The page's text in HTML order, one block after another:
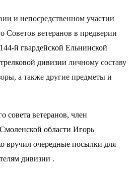
и непосредственном участии
Советов ветеранов в предверии
144-й гвардейской Ельнинской
дивизии личному составу
а также другие предметы и
совета ветеранов, член
области Игорь
вручил очередные посылки для
дивизии .